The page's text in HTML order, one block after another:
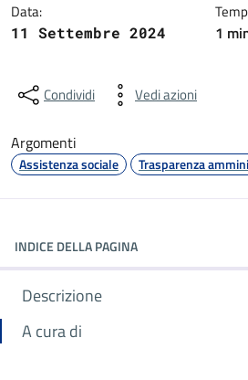
Data:
11 Settembre 2024 1
Condividi Vedi azioni
Argomenti
Assistenza sociale Trasparenza
INDICE DELLA PAGINA
Descrizione
A cura di